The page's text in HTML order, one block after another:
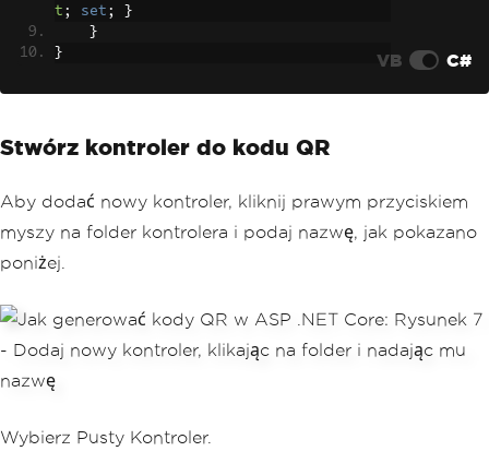
t ; set ;
}
}
}
VB C#
Stwórz kontroler do kodu QR
Aby dodać nowy kontroler, kliknij prawym przyciskiem
myszy na folder kontrolera i podaj nazwę, jak pokazano
poniżej.
Wybierz Pusty Kontroler.